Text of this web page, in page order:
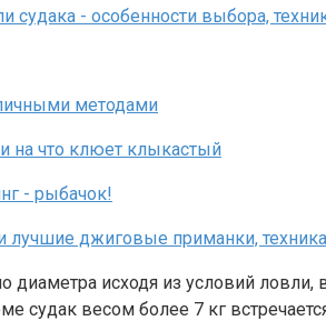
диаметра исходя из условий
судак весом более 7 кг